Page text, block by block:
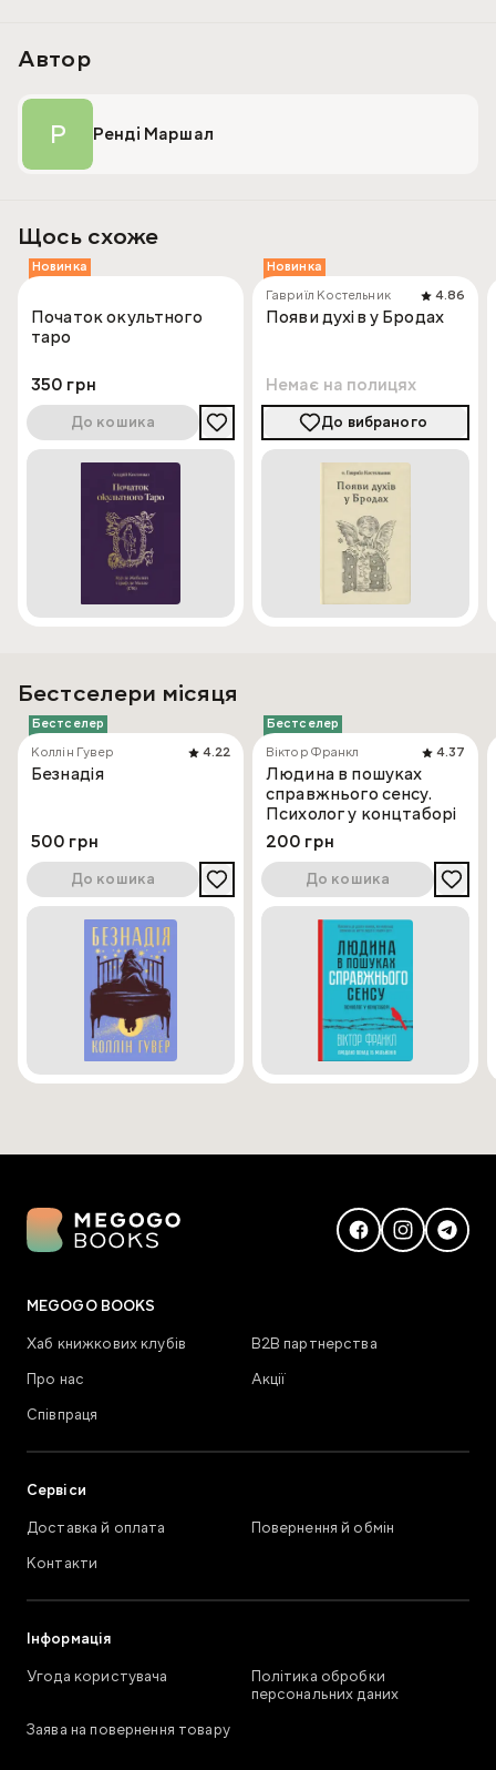
Автор
Р Ренді Маршал
Щось схоже
Новинка
Початок окультного
таро
350 грн
До кошика
Новинка
Гавриїл Костельник
4.86
Появи духів у Бродах
Немає на полицях
До вибраного
Бестселери місяця
Бестселер
Коллін Гувер
4.22
Безнадія
500 грн
До кошика
Бестселер
Віктор Франкл
4.37
Людина в пошуках
справжнього сенсу.
Психолог у концтаборі
200 грн
До кошика
MEGOGO BOOKS
Хаб книжкових клубів
В2В партнерства
Про нас
Акції
Співпраця
Сервіси
Доставка й оплата
Повернення й обмін
Контакти
Інформація
Угода користувача
Політика обробки
персональних даних
Заява на повернення товару